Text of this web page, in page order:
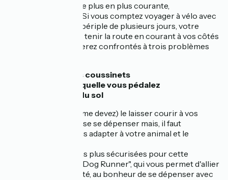
C'est une pratique de plus en plus courante,
appelée "CaniVTT". Si vous comptez voyager à vélo avec
votre animal sur un périple de plusieurs jours, votre
chien ne pourra pas tenir la route en courant à vos côtés
tout du long. Vous serez confrontés à trois problèmes
l'usure de ses coussinets
la vitesse à laquelle vous pédalez
et la chaleur du sol
Vous pouvez (et même devez) le laisser courir à vos
côtés pour qu'il puisse se dépenser mais, il faut
impérativement vous adapter à votre animal et le
Il existe des solutions plus sécurisées pour cette
pratique comme le "Dog Runner", qui vous permet d'allier
le plaisir de la mobilité, au bonheur de se dépenser avec